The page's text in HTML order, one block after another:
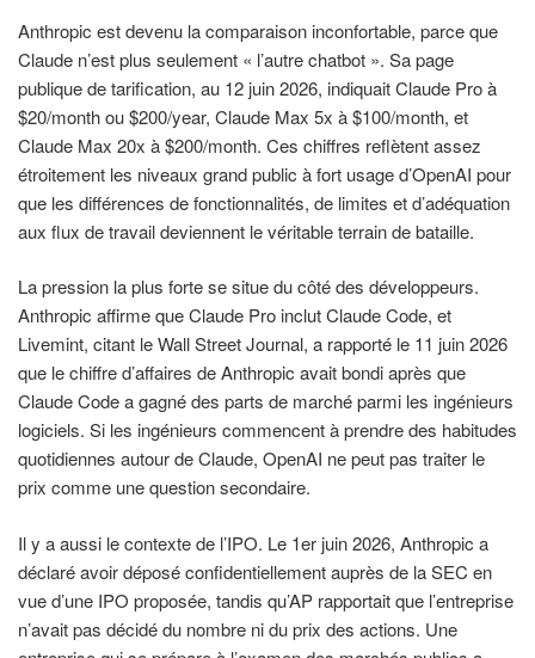
Anthropic est devenu la comparaison inconfortable, parce que
Claude n’est plus seulement « l’autre chatbot ». Sa page
publique de tarification, au 12 juin 2026, indiquait Claude Pro à
$20/month ou $200/year, Claude Max 5x à $100/month, et
Claude Max 20x à $200/month. Ces chiffres reflètent assez
étroitement les niveaux grand public à fort usage d’OpenAI pour
que les différences de fonctionnalités, de limites et d’adéquation
aux flux de travail deviennent le véritable terrain de bataille.
La pression la plus forte se situe du côté des développeurs.
Anthropic affirme que Claude Pro inclut Claude Code, et
Livemint, citant le Wall Street Journal, a rapporté le 11 juin 2026
que le chiffre d’affaires de Anthropic avait bondi après que
Claude Code a gagné des parts de marché parmi les ingénieurs
logiciels. Si les ingénieurs commencent à prendre des habitudes
quotidiennes autour de Claude, OpenAI ne peut pas traiter le
prix comme une question secondaire.
Il y a aussi le contexte de l’IPO. Le 1er juin 2026, Anthropic a
déclaré avoir déposé confidentiellement auprès de la SEC en
vue d’une IPO proposée, tandis qu’AP rapportait que l’entreprise
n’avait pas décidé du nombre ni du prix des actions. Une